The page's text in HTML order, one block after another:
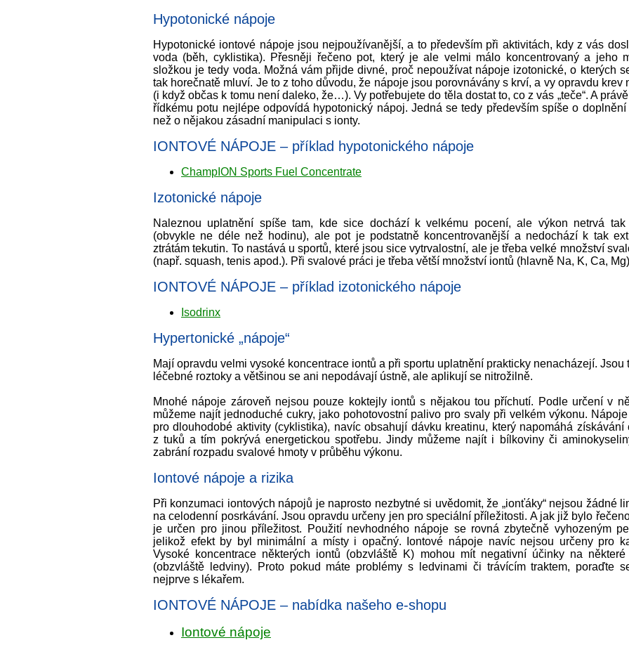
Hypotonické nápoje
Hypotonické iontové nápoje jsou nejpoužívanější, a to především při aktivitách, kdy z vás
voda (běh, cyklistika). Přesněji řečeno pot, který je ale velmi málo koncentrovaný a jeho
složkou je tedy voda. Možná vám přijde divné, proč nepoužívat nápoje izotonické, o kterých
tak horečnatě mluví. Je to z toho důvodu, že nápoje jsou porovnávány s krví, a vy opravdu krev
(i když občas k tomu není daleko, že…). Vy potřebujete do těla dostat to, co z vás „teče“. A
řídkému potu nejlépe odpovídá hypotonický nápoj. Jedná se tedy především spíše o doplnění
než o nějakou zásadní manipulaci s ionty.
IONTOVÉ NÁPOJE – příklad hypotonického nápoje
ChampION Sports Fuel Concentrate
Izotonické nápoje
Naleznou uplatnění spíše tam, kde sice dochází k velkému pocení, ale výkon netrvá tak
(obvykle ne déle než hodinu), ale pot je podstatně koncentrovanější a nedochází k tak
ztrátám tekutin. To nastává u sportů, které jsou sice vytrvalostní, ale je třeba velké množství
(např. squash, tenis apod.). Při svalové práci je třeba větší množství iontů (hlavně Na, K, Ca,
IONTOVÉ NÁPOJE – příklad izotonického nápoje
Isodrinx
Hypertonické „nápoje“
Mají opravdu velmi vysoké koncentrace iontů a při sportu uplatnění prakticky nenacházejí. Jsou
léčebné roztoky a většinou se ani nepodávají ústně, ale aplikují se nitrožilně.
Mnohé nápoje zároveň nejsou pouze koktejly iontů s nějakou tou příchutí. Podle určení v
můžeme najít jednoduché cukry, jako pohotovostní palivo pro svaly při velkém výkonu.
pro dlouhodobé aktivity (cyklistika), navíc obsahují dávku kreatinu, který napomáhá získávání
z tuků a tím pokrývá energetickou spotřebu. Jindy můžeme najít i bílkoviny či
zabrání rozpadu svalové hmoty v průběhu výkonu.
Iontové nápoje a rizika
Při konzumaci iontových nápojů je naprosto nezbytné si uvědomit, že „ionťáky“ nejsou žádné
na celodenní posrkávání. Jsou opravdu určeny jen pro speciální příležitosti. A jak již bylo
je určen pro jinou příležitost. Použití nevhodného nápoje se rovná zbytečně vyhozeným
jelikož efekt by byl minimální a místy i opačný. Iontové nápoje navíc nejsou určeny pro
Vysoké koncentrace některých iontů (obzvláště K) mohou mít negativní účinky na některé
(obzvláště ledviny). Proto pokud máte problémy s ledvinami či trávícím traktem, poraďte
nejprve s lékařem.
IONTOVÉ NÁPOJE – nabídka našeho e-shopu
Iontové nápoje